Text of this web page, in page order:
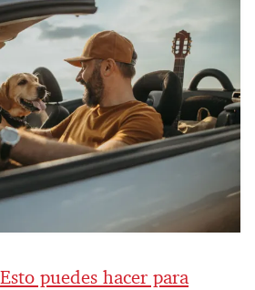
Esto puedes hacer para